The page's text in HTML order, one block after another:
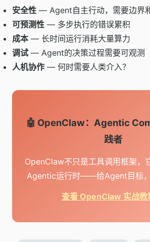
安全性 — Agent自主行动，需要边界
可预测性 — 多步执行的错误累积
成本 — 长时间运行消耗大量算力
调试 — Agent的决策过程需要可观测
人机协作 — 何时需要人类介入？
🤖 OpenClaw：Agentic
践者
OpenClaw不只是工具调用框架，
Agentic运行时——给Agent目标，
查看 OpenClaw 实战